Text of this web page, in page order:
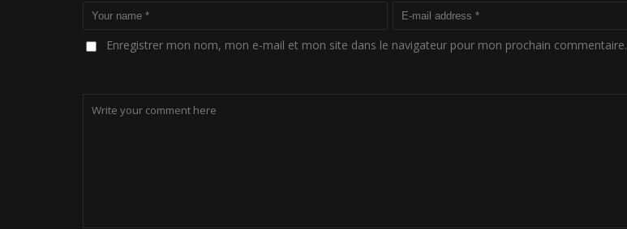
Enregistrer mon nom, mon e-mail et mon site dans le navigateur pour mon prochain commentaire.